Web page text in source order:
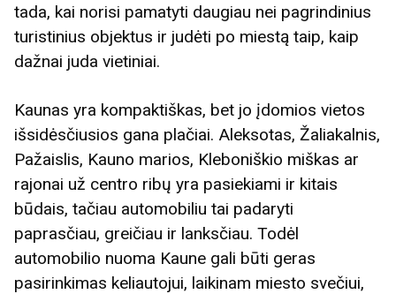
tada, kai norisi pamatyti daugiau nei pagrindinius
turistinius objektus ir judėti po miestą taip, kaip
dažnai juda vietiniai.
Kaunas yra kompaktiškas, bet jo įdomios vietos
išsidėsčiusios gana plačiai. Aleksotas, Žaliakalnis,
Pažaislis, Kauno marios, Kleboniškio miškas ar
rajonai už centro ribų yra pasiekiami ir kitais
būdais, tačiau automobiliu tai padaryti
paprasčiau, greičiau ir lanksčiau. Todėl
automobilio nuoma Kaune gali būti geras
pasirinkimas keliautojui, laikinam miesto svečiui,